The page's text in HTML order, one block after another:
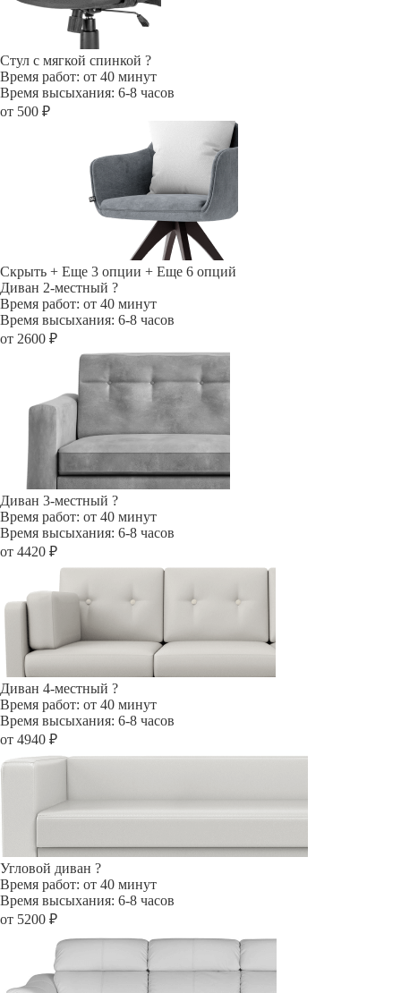
Стул с мягкой спинкой ?
Время работ: от 40 минут
Время высыхания: 6-8 часов
от 500 ₽
Скрыть + Еще 3 опции + Еще 6 опций
Диван 2-местный ?
Время работ: от 40 минут
Время высыхания: 6-8 часов
от 2600 ₽
Диван 3-местный ?
Время работ: от 40 минут
Время высыхания: 6-8 часов
от 4420 ₽
Диван 4-местный ?
Время работ: от 40 минут
Время высыхания: 6-8 часов
от 4940 ₽
Угловой диван ?
Время работ: от 40 минут
Время высыхания: 6-8 часов
от 5200 ₽